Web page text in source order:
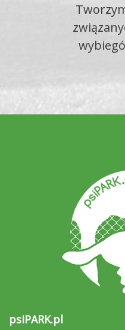
psiPARK.pl